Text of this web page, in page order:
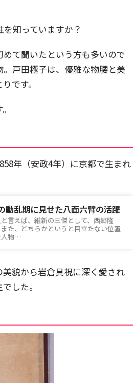
知っていますか？
て聞いたという方も多いので
戸田極子は、優雅な物腰と美
です。
年（安政4年）に京都で生まれ
動乱期に見せた八面六臂の活躍
言えば、維新の三傑として、西郷隆
た、どちらかというと目立たない位置
人物…
貌から岩倉具視に深く愛され
した。